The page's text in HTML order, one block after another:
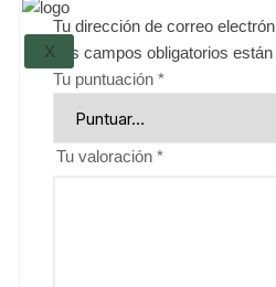
X
Tu dirección de correo
Los campos obligatorios
Tu puntuación*
Tu valoración*